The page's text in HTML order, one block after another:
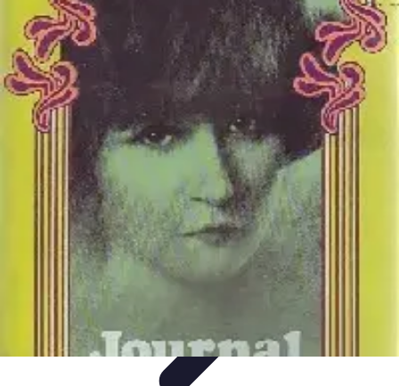
Astuces Anti Stress
Astuces Naturelles
Astuces Pratiques Méditation et
Relaxation Routines et Habitudes Techniques de Relaxation
Astuces Anti Stress